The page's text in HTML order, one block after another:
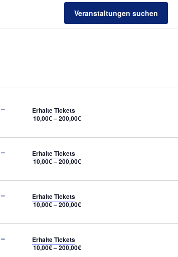
Veranstaltungen suchen
Erhalte Tickets
10,00€ – 200,00€
Erhalte Tickets
10,00€ – 200,00€
Erhalte Tickets
10,00€ – 200,00€
Erhalte Tickets
10,00€ – 200,00€